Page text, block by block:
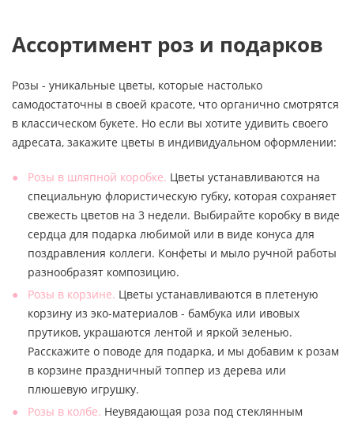
Ассортимент роз и подарков
Розы - уникальные цветы, которые настолько
самодостаточны в своей красоте, что органично смотрятся
в классическом букете. Но если вы хотите удивить своего
адресата, закажите цветы в индивидуальном оформлении:
Розы в шляпной коробке. Цветы устанавливаются на
специальную флористическую губку, которая сохраняет
свежесть цветов на 3 недели. Выбирайте коробку в виде
сердца для подарка любимой или в виде конуса для
поздравления коллеги. Конфеты и мыло ручной работы
разнообразят композицию.
Розы в корзине. Цветы устанавливаются в плетеную
корзину из эко-материалов - бамбука или ивовых
прутиков, украшаются лентой и яркой зеленью.
Расскажите о поводе для подарка, и мы добавим к розам
в корзине праздничный топпер из дерева или
плюшевую игрушку.
Розы в колбе. Неувядающая роза под стеклянным